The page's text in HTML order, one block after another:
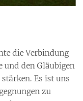
die Verbindung
und den Gläubigen
Es ist uns
zu